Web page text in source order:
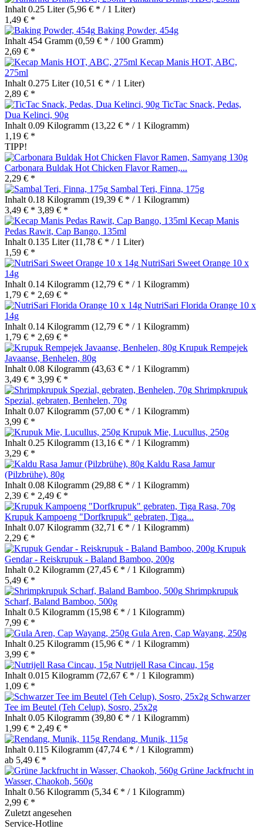
Inhalt 0.25 Liter(5,96 € * / 1 Liter)
1,49 € *
Baking Powder, 454g
Inhalt 454 Gramm (0,59 € * / 100 Gramm)
2,69 € *
Kecap Manis HOT, ABC,
275ml
Inhalt 0.275 Liter(10,51 € * / 1 Liter)
2,89 € *
TicTac Snack, Pedas,
Dua Kelinci, 90g
Inhalt 0.09 Kilogramm (13,22 € * / 1 Kilogramm)
1,19 € *
TIPP!
Carbonara Buldak Hot Chicken Flavor Ramen,...
2,29 € *
Sambal Teri, Finna, 175g
Inhalt 0.18 Kilogramm (19,39 € * / 1 Kilogramm)
3,49 € * 3,89 € *
Kecap Manis
Pedas Rawit, Cap Bango, 135ml
Inhalt 0.135 Liter(11,78 € * / 1 Liter)
1,59 € *
NutriSari Sweet Orange 10 x
14g
Inhalt 0.14 Kilogramm (12,79 € * / 1 Kilogramm)
1,79 € * 2,69 € *
NutriSari Florida Orange 10 x
14g
Inhalt 0.14 Kilogramm (12,79 € * / 1 Kilogramm)
1,79 € * 2,69 € *
Krupuk Rempejek
Javaanse, Benhelen, 80g
Inhalt 0.08 Kilogramm (43,63 € * / 1 Kilogramm)
3,49 € * 3,99 € *
Shrimpkrupuk
Spezial, gebraten, Benhelen, 70g
Inhalt 0.07 Kilogramm (57,00 € * / 1 Kilogramm)
3,99 € *
Krupuk Mie, Lucullus, 250g
Inhalt 0.25 Kilogramm (13,16 € * / 1 Kilogramm)
3,29 € *
Kaldu Rasa Jamur
(Pilzbrühe), 80g
Inhalt 0.08 Kilogramm (29,88 € * / 1 Kilogramm)
2,39 € * 2,49 € *
Krupuk Kampoeng "Dorfkrupuk" gebraten, Tiga...
Inhalt 0.07 Kilogramm (32,71 € * / 1 Kilogramm)
2,29 € *
Krupuk
Gendar - Reiskrupuk - Baland Bamboo, 200g
Inhalt 0.2 Kilogramm (27,45 € * / 1 Kilogramm)
5,49 € *
Shrimpkrupuk
Scharf, Baland Bamboo, 500g
Inhalt 0.5 Kilogramm (15,98 € * / 1 Kilogramm)
7,99 € *
Gula Aren, Cap Wayang, 250g
Inhalt 0.25 Kilogramm (15,96 € * / 1 Kilogramm)
3,99 € *
Nutrijell Rasa Cincau, 15g
Inhalt 0.015 Kilogramm (72,67 € * / 1 Kilogramm)
1,09 € *
Schwarzer
Tee im Beutel (Teh Celup), Sosro, 25x2g
Inhalt 0.05 Kilogramm (39,80 € * / 1 Kilogramm)
1,99 € * 2,49 € *
Rendang, Munik, 115g
Inhalt 0.115 Kilogramm (47,74 € * / 1 Kilogramm)
ab 5,49 € *
Grüne Jackfrucht in
Wasser, Chaokoh, 560g
Inhalt 0.56 Kilogramm (5,34 € * / 1 Kilogramm)
2,99 € *
Zuletzt angesehen
Service-Hotline